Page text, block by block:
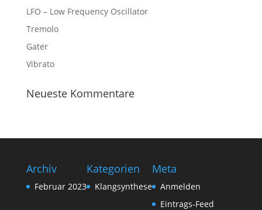
LFO – Low Frequency Oscillator
Tremolo
Gater
Vibrato
Neueste Kommentare
Archiv
Februar 2023
Kategorien
Klangsynthese
Meta
Anmelden
Eintrags-Feed